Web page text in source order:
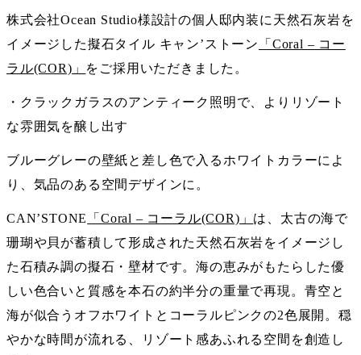
株式会社Ocean Studio様設計の個人邸内装に天然石灰岩を
イメージした擬石タイル キャン’ストーン
「Coral – コー
ラル(COR)」 をご採用いただきました。
・クラックガラスのアンティーク照明で、よりリゾート
な雰囲気を醸し出す
ブルーグレーの壁紙と差し色で入るホワイトカラーによ
り、気品のある空間デザインに。
CAN’STONE 「Coral – コーラル(COR)」 は、太古の海で
珊瑚や貝が蓄積して形成された天然石灰岩をイメージし
た石積み調の擬石・壁材です。海の恵みがもたらした優
しい色合いと質感を本石の約半分の重量で再現。青空と
海が似合うオフホワイトとコーラルピンクの2色展開。穏
やかな時間が流れる、リゾート感あふれる空間を創造し